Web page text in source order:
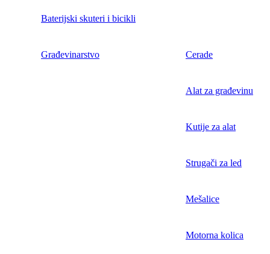
Baterijski skuteri i bicikli
Građevinarstvo Cerade
Alat za građevinu
Kutije za alat
Strugači za led
Mešalice
Motorna kolica